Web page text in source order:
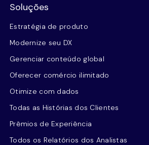
Soluções
Estratégia de produto
Modernize seu DX
Gerenciar conteúdo global
Oferecer comércio ilimitado
Otimize com dados
Todas as Histórias dos Clientes
Prêmios de Experiência
Todos os Relatórios dos Analistas